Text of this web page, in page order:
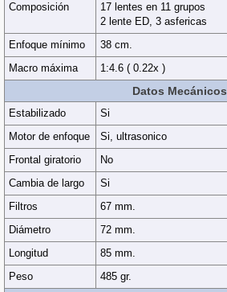
Composición
17 lentes en 11 grupos
2 lente ED, 3 asfericas
Enfoque mínimo
38 cm.
Macro máxima
1:4.6 ( 0.22x )
Datos Mecánicos
Estabilizado
Si
Motor de enfoque
Si, ultrasonico
Frontal giratorio
No
Cambia de largo
Si
Filtros
67 mm.
Diámetro
72 mm.
Longitud
85 mm.
Peso
485 gr.